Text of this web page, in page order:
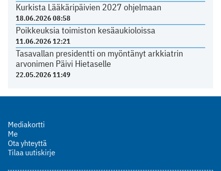
Kurkista Lääkäripäivien 2027 ohjelmaan
18.06.2026 08:58
Poikkeuksia toimiston kesäaukioloissa
11.06.2026 12:21
Tasavallan presidentti on myöntänyt arkkiatrin
arvonimen Päivi Hietaselle
22.05.2026 11:49
Mediakortti
Me
Ota yhteyttä
Tilaa uutiskirje